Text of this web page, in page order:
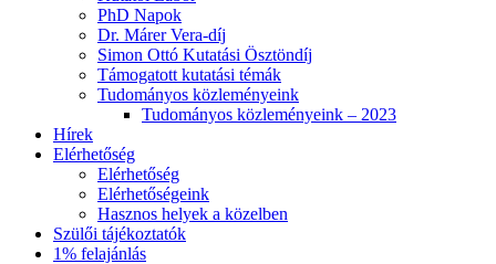
PhD Napok
Dr. Márer Vera-díj
Simon Ottó Kutatási Ösztöndíj
Támogatott kutatási témák
Tudományos közleményeink
Tudományos közleményeink – 2023
Hírek
Elérhetőség
Elérhetőség
Elérhetőségeink
Hasznos helyek a közelben
Szülői tájékoztatók
1% felajánlás